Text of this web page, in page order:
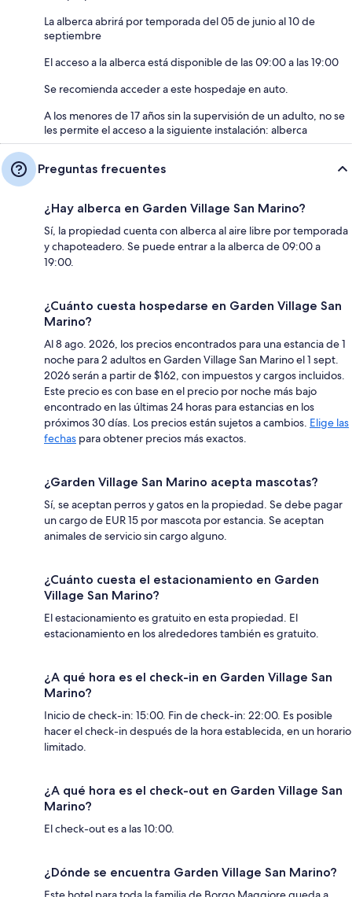
La alberca abrirá por temporada del 05 de junio al 10 de
septiembre
El acceso a la alberca está disponible de las 09:00 a las 19:00
Se recomienda acceder a este hospedaje en auto.
A los menores de 17 años sin la supervisión de un adulto, no se
les permite el acceso a la siguiente instalación: alberca
Preguntas frecuentes
¿Hay alberca en Garden Village San Marino?
Sí, la propiedad cuenta con alberca al aire libre por temporada
y chapoteadero. Se puede entrar a la alberca de 09:00 a
19:00.
¿Cuánto cuesta hospedarse en Garden Village San
Marino?
Al 8 ago. 2026, los precios encontrados para una estancia de 1
noche para 2 adultos en Garden Village San Marino el 1 sept.
2026 serán a partir de $162, con impuestos y cargos incluidos.
Este precio es con base en el precio por noche más bajo
encontrado en las últimas 24 horas para estancias en los
próximos 30 días. Los precios están sujetos a cambios. Elige las
fechas para obtener precios más exactos.
¿Garden Village San Marino acepta mascotas?
Sí, se aceptan perros y gatos en la propiedad. Se debe pagar
un cargo de EUR 15 por mascota por estancia. Se aceptan
animales de servicio sin cargo alguno.
¿Cuánto cuesta el estacionamiento en Garden
Village San Marino?
El estacionamiento es gratuito en esta propiedad. El
estacionamiento en los alrededores también es gratuito.
¿A qué hora es el check-in en Garden Village San
Marino?
Inicio de check-in: 15:00. Fin de check-in: 22:00. Es posible
hacer el check-in después de la hora establecida, en un horario
limitado.
¿A qué hora es el check-out en Garden Village San
Marino?
El check-out es a las 10:00.
¿Dónde se encuentra Garden Village San Marino?